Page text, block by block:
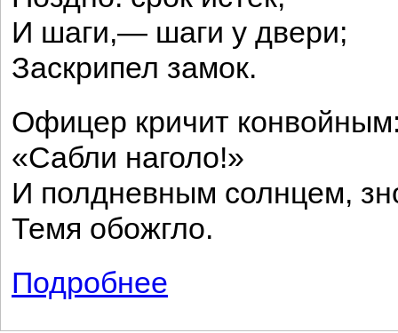
И шаги,— шаги у двери;
Заскрипел замок.
Офицер кричит
«Сабли наголо!»
И полдневным солнцем,
Темя обожгло.
Подробнее